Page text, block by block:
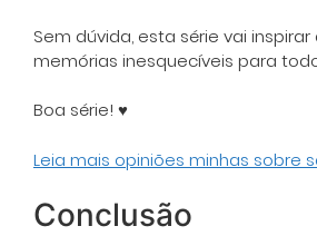
Sem dúvida, esta série vai
memórias inesquecíveis para
Boa série! ♥
Leia mais opiniões minhas sobre
Conclusão